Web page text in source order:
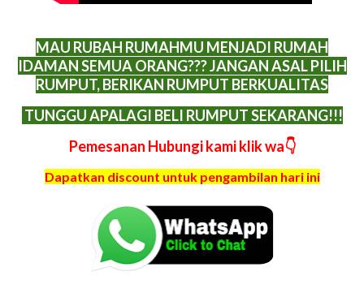
MAU RUBAH RUMAHMU MENJADI RUMAH
IDAMAN SEMUA ORANG??? JANGAN ASAL PILIH
RUMPUT, BERIKAN RUMPUT BERKUALITAS
TUNGGU APALAGI BELI RUMPUT SEKARANG!!!
Pemesanan Hubungi kami klik wa👇
Dapatkan discount untuk pengambilan hari ini